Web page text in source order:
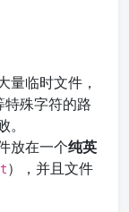
量临时文件，
殊字符的路
放在一个纯英
），并且文件